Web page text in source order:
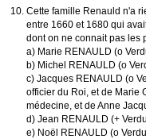
Cette famille Renauld n'a
entre 1660 et 1680 qui
dont on ne connait pas les
a) Marie RENAULD (o
b) Michel RENAULD (o
c) Jacques RENAULD (o
officier du Roi, et de Marie
médecine, et de Anne
d) Jean RENAULD (+
e) Noël RENAULD (o